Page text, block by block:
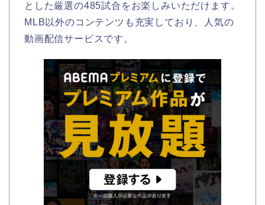
とした厳選の485試合をお楽しみいただけます。
MLB以外のコンテンツも充実しており、人気の
動画配信サービスです。